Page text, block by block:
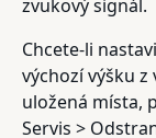
zvukový signál.
Chcete-li
výchozí výšku
uložená místa,
Servis >